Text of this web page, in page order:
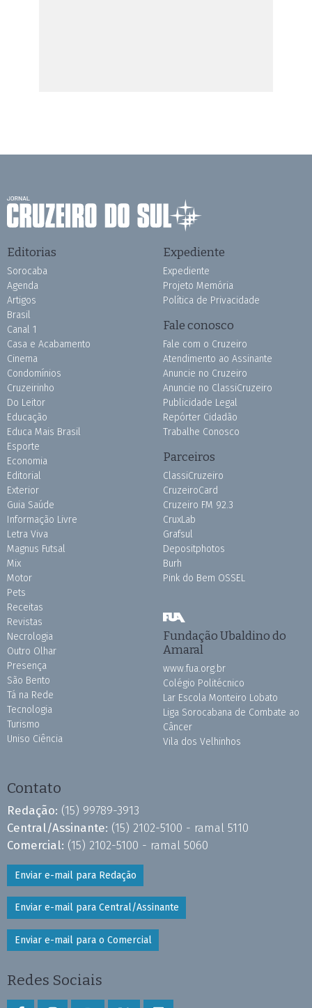
Editorias
Sorocaba
Agenda
Artigos
Brasil
Canal 1
Casa e Acabamento
Cinema
Condomínios
Cruzeirinho
Do Leitor
Educação
Educa Mais Brasil
Esporte
Economia
Editorial
Exterior
Guia Saúde
Informação Livre
Letra Viva
Magnus Futsal
Mix
Motor
Pets
Receitas
Revistas
Necrologia
Outro Olhar
Presença
São Bento
Tá na Rede
Tecnologia
Turismo
Uniso Ciência
Expediente
Expediente
Projeto Memória
Política de Privacidade
Fale conosco
Fale com o Cruzeiro
Atendimento ao Assinante
Anuncie no Cruzeiro
Anuncie no ClassiCruzeiro
Publicidade Legal
Repórter Cidadão
Trabalhe Conosco
Parceiros
ClassiCruzeiro
CruzeiroCard
Cruzeiro FM 92.3
CruxLab
Grafsul
Depositphotos
Burh
Pink do Bem OSSEL
Fundação Ubaldino do
Amaral
www.fua.org.br
Colégio Politécnico
Lar Escola Monteiro Lobato
Liga Sorocabana de Combate ao
Câncer
Vila dos Velhinhos
Contato
Redação: (15) 99789-3913
Central/Assinante: (15) 2102-5100 - ramal 5110
Comercial: (15) 2102-5100 - ramal 5060
Enviar e-mail para Redação
Enviar e-mail para Central/Assinante
Enviar e-mail para o Comercial
Redes Sociais